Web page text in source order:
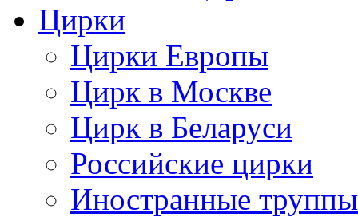
Цирки
Цирки Европы
Цирк в Москве
Цирк в Беларуси
Российские цирки
Иностранные труппы